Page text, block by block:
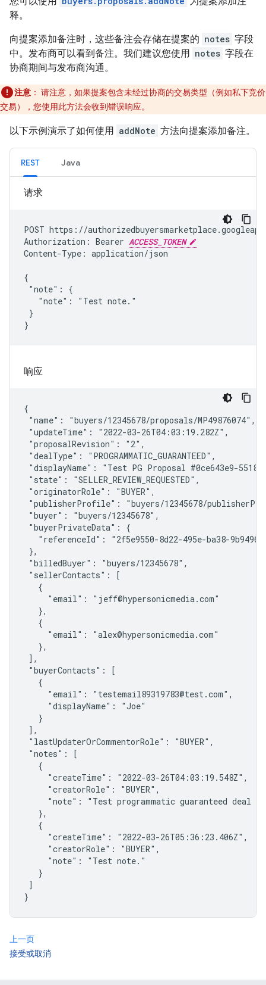
释。
向提案添加备注时，这些备注会存储在提案的 notes 字段
中。发布商可以看到备注。我们建议您使用 notes 字段在
协商期间与发布商沟通。
注意 ： 请注意，如果提案包含未经过协商的交易类型（例如私下竞价
交易），您使用此方法会收到错误响应。
以下示例演示了如何使用 addNote 方法向提案添加备注。
REST Java
请求
POST https://
Authorization: Bearer ACCESS_TOKEN
Content-Type: application/json
{
"note": {
   "note": "Test note."
}
}
响应
{
"name": "buyers/12345678/proposals/MP49876074",
"updateTime": "2022-03-26T04:03:19.282Z",
"proposalRevision": "2",
"dealType": "PROGRAMMATIC_GUARANTEED",
"displayName": "Test PG Proposal #0ce643e9-5518-
"state": "SELLER_REVIEW_REQUESTED",
"originatorRole": "BUYER",
"publisherProfile": "buyers/12345678/
"buyer": "buyers/12345678",
"buyerPrivateData": {
"referenceId": "2f5e9550-8d22-495e-ba38-
},
"billedBuyer": "buyers/12345678",
"sellerContacts": [
   {
     "email": "jeff@hypersonicmedia.com"
   },
   {
     "email": "alex@hypersonicmedia.com"
   },
],
"buyerContacts": [
   {
     "email": "testemail89319783@test.com",
     "displayName": "Joe"
   }
],
"lastUpdaterOrCommentorRole": "BUYER",
"notes": [
   {
     "createTime": "2022-03-26T04:03:19.548Z",
     "creatorRole": "BUYER",
"note": "Test programmatic guaranteed deal
   },
   {
     "createTime": "2022-03-26T05:36:23.406Z",
     "creatorRole": "BUYER",
     "note": "Test note."
   }
]
}
上一页
接受或取消